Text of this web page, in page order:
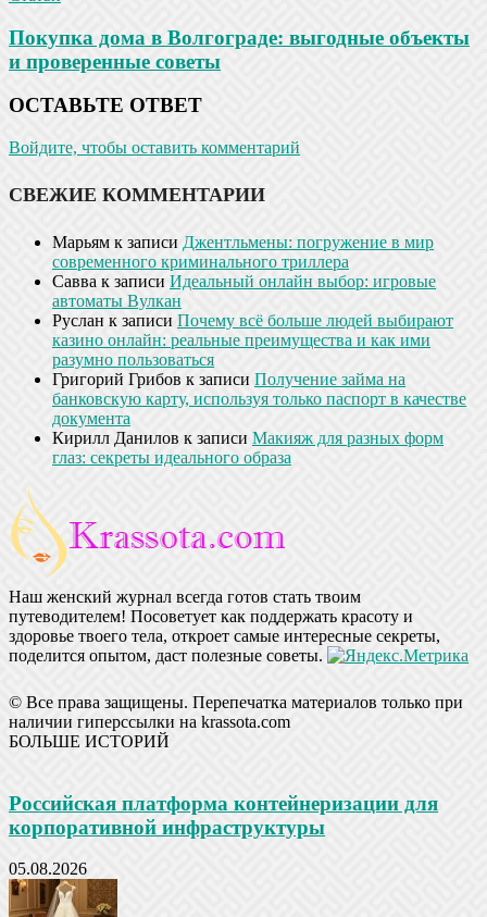
Покупка дома в Волгограде: выгодные объекты
и проверенные советы
ОСТАВЬТЕ ОТВЕТ
Войдите, чтобы оставить комментарий
СВЕЖИЕ КОММЕНТАРИИ
Марьям к записи Джентльмены: погружение в мир
современного криминального триллера
Савва к записи Идеальный онлайн выбор: игровые
автоматы Вулкан
Руслан к записи Почему всё больше людей выбирают
казино онлайн: реальные преимущества и как ими
разумно пользоваться
Григорий Грибов к записи Получение займа на
банковскую карту, используя только паспорт в качестве
документа
Кирилл Данилов к записи Макияж для разных форм
глаз: секреты идеального образа
Наш женский журнал всегда готов стать твоим
путеводителем! Посоветует как поддержать красоту и
здоровье твоего тела, откроет самые интересные секреты,
поделится опытом, даст полезные советы.
© Все права защищены. Перепечатка материалов только при
наличии гиперссылки на krassota.com
БОЛЬШЕ ИСТОРИЙ
Российская платформа контейнеризации для
корпоративной инфраструктуры
05.08.2026